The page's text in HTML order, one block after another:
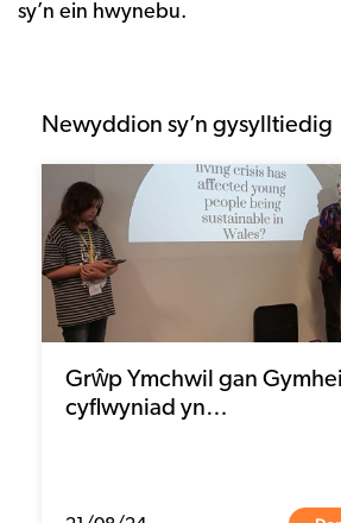
sy’n ein hwynebu.
Newyddion sy’n gysylltiedig
Grŵp Ymchwil gan
cyflwyniad yn…